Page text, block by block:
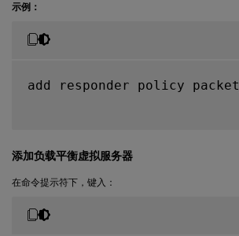
示例：
add responder policy
添加负载平衡虚拟服务器
在命令提示符下，键入：